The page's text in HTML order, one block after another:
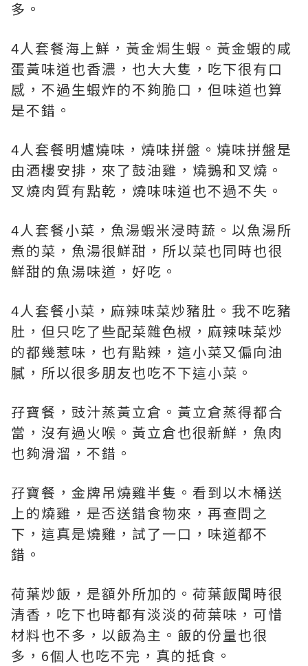
多。
4人套餐海上鮮，黃金焗生蝦。黃金蝦的咸
蛋黃味道也香濃，也大大隻，吃下很有口
感，不過生蝦炸的不夠脆口，但味道也算
是不錯。
4人套餐明爐燒味，燒味拼盤。燒味拼盤是
由酒樓安排，來了鼓油雞，燒鵝和叉燒。
叉燒肉質有點乾，燒味味道也不過不失。
4人套餐小菜，魚湯蝦米浸時蔬。以魚湯所
煮的菜，魚湯很鮮甜，所以菜也同時也很
鮮甜的魚湯味道，好吃。
4人套餐小菜，麻辣味菜炒豬肚。我不吃豬
肚，但只吃了些配菜雜色椒，麻辣味菜炒
的都幾惹味，也有點辣，這小菜又偏向油
膩，所以很多朋友也吃不下這小菜。
孖寶餐，豉汁蒸黃立倉。黃立倉蒸得都合
當，沒有過火喉。黃立倉也很新鮮，魚肉
也夠滑溜，不錯。
孖寶餐，金牌吊燒雞半隻。看到以木桶送
上的燒雞，是否送錯食物來，再查問之
下，這真是燒雞，試了一口，味道都不
錯。
荷葉炒飯，是額外所加的。荷葉飯聞時很
清香，吃下也時都有淡淡的荷葉味，可惜
材料也不多，以飯為主。飯的份量也很
多，6個人也吃不完，真的抵食。